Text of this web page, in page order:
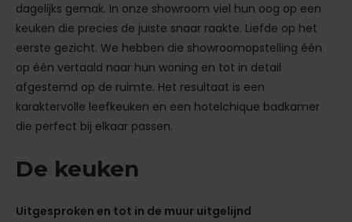
dagelijks gemak. In onze showroom viel hun oog op een
keuken die precies de juiste snaar raakte. Liefde op het
eerste gezicht. We hebben die showroomopstelling één
op één vertaald naar hun woning en tot in detail
afgestemd op de ruimte. Het resultaat is een
karaktervolle leefkeuken en een hotelchique badkamer
die perfect bij elkaar passen.
De keuken
Uitgesproken en tot in de muur uitgelijnd